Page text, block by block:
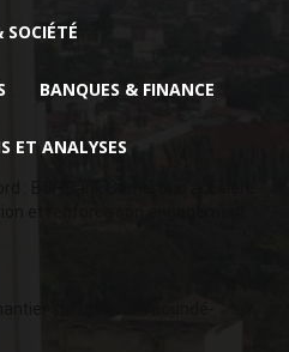
BANQUES & FINANCE
ET ANALYSES